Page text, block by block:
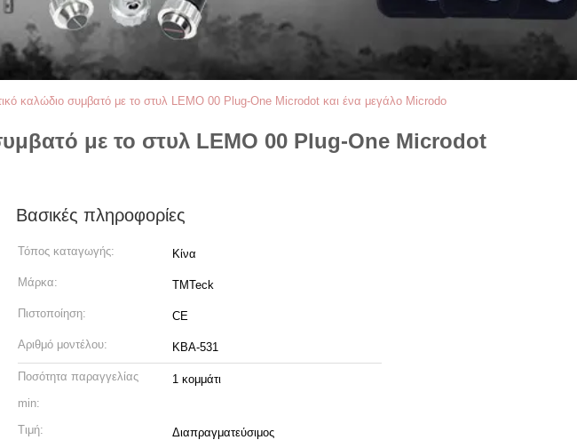
καλώδιο συμβατό με το στυλ LEMO 00 Plug-One Microdot και ένα μεγάλο Microdo
με το στυλ LEMO 00 Plug-One Microdot
Βασικές πληροφορίες
Τόπος καταγωγής: Κίνα
Μάρκα: TMTeck
Πιστοποίηση: CE
Αριθμό μοντέλου: KBA-531
Ποσότητα παραγγελίας
min:
1 κομμάτι
Τιμή: Διαπραγματεύσιμος